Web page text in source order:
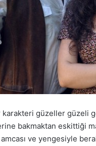
güzeller güzeli
bakmaktan eskittiği
ve yengesiyle